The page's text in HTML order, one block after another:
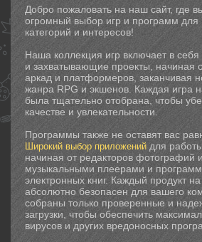
Добро пожаловать на наш сайт, где
огромный выбор игр и программ для
категорий и интересов!
Наша коллекция игр включает в
и захватывающие проекты, начиная
аркад и платформеров, заканчивая
жанра RPG и экшенов. Каждая игра
была тщательно отобрана, чтобы
качестве и увлекательности.
Программы также не оставят вас
Широкий выбор приложений для
начиная от редакторов фотографий
музыкальными плеерами и
электронных книг. Каждый продукт
абсолютно безопасен для вашего
собраны только проверенные и
загрузки, чтобы обеспечить
вирусов и других вредоносных